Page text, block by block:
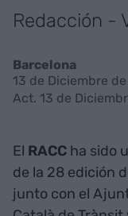
Redacción -
Barcelona
13 de Diciembre
Act. 13 de
El RACC ha sido
de la 28 edición
junto con el